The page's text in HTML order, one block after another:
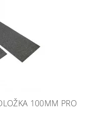
100MM PRO